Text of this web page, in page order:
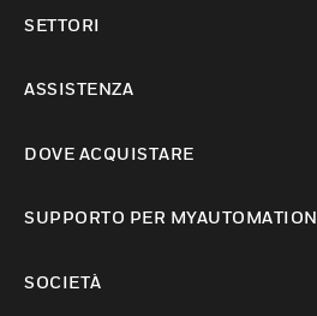
SETTORI
ASSISTENZA
DOVE ACQUISTARE
SUPPORTO PER MYAUTOMATION
SOCIETÀ